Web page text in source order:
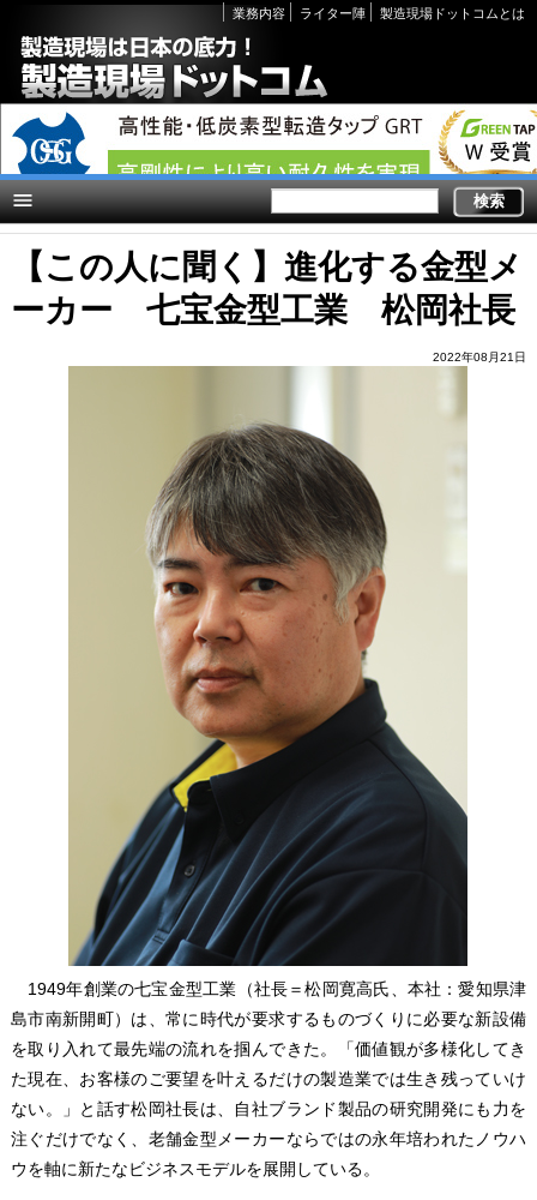
Secondary
links
業務内容 ライター陣 製造現場ドットコムとは
【この人に聞く】進化する金型メ
ーカー 七宝金型工業 松岡社長
2022年08月21日
1949年創業の七宝金型工業（社長＝松岡寛高氏、本社：愛知県津
島市南新開町）は、常に時代が要求するものづくりに必要な新設備
を取り入れて最先端の流れを掴んできた。「価値観が多様化してき
た現在、お客様のご要望を叶えるだけの製造業では生き残っていけ
ない。」と話す松岡社長は、自社ブランド製品の研究開発にも力を
注ぐだけでなく、老舗金型メーカーならではの永年培われたノウハ
ウを軸に新たなビジネスモデルを展開している。